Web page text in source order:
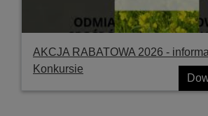
AKCJA RABATOWA 2026 -
Konkursie